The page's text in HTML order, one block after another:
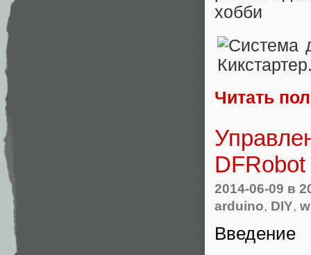
хобби
Читать
DFRobot
2014-06-09 в
arduino, DIY,
Введение